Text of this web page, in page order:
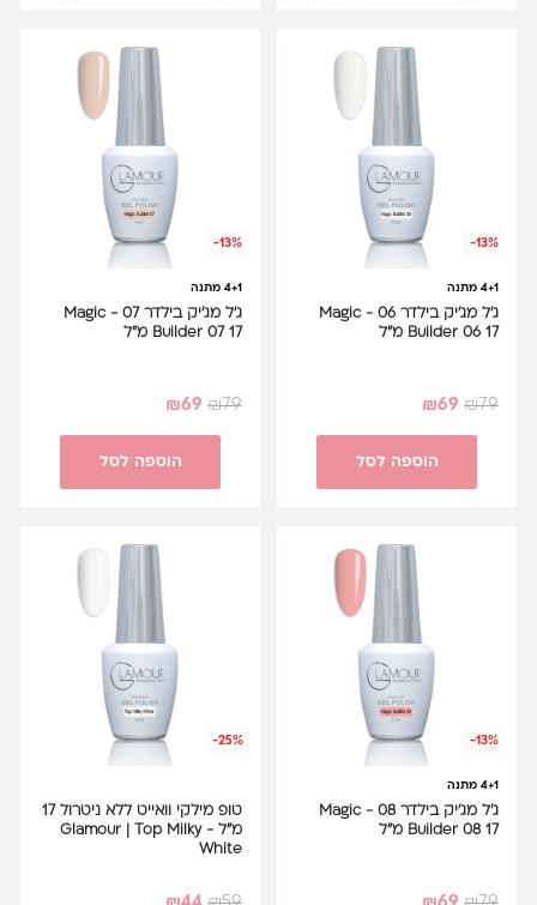
-13%
4+1 מתנה
ג'ל מג'יק בילדר 06 - Magic
Builder 06 17 מ"ל
₪79
₪69
הוספה לסל
-13%
4+1 מתנה
ג'ל מג'יק בילדר 07 - Magic
Builder 07 17 מ"ל
₪79
₪69
הוספה לסל
-13%
4+1 מתנה
ג'ל מג'יק בילדר 08 - Magic
Builder 08 17 מ"ל
-25%
טופ מילקי וואייט ללא ניטרול 17
מ"ל - Glamour | Top Milky
White